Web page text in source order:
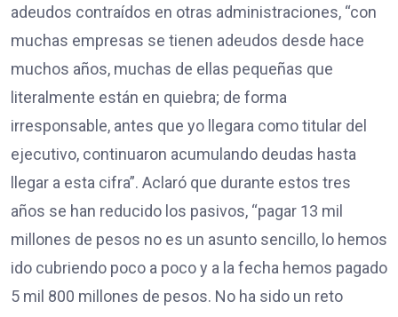
adeudos contraídos en otras administraciones, “con
muchas empresas se tienen adeudos desde hace
muchos años, muchas de ellas pequeñas que
literalmente están en quiebra; de forma
irresponsable, antes que yo llegara como titular del
ejecutivo, continuaron acumulando deudas hasta
llegar a esta cifra”. Aclaró que durante estos tres
años se han reducido los pasivos, “pagar 13 mil
millones de pesos no es un asunto sencillo, lo hemos
ido cubriendo poco a poco y a la fecha hemos pagado
5 mil 800 millones de pesos. No ha sido un reto